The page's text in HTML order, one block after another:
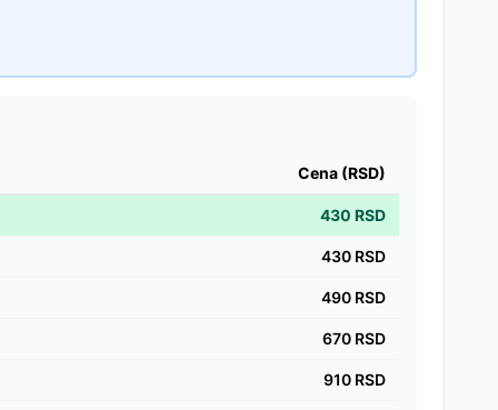
Cena (RSD)
430 RSD
430 RSD
490 RSD
670 RSD
910 RSD